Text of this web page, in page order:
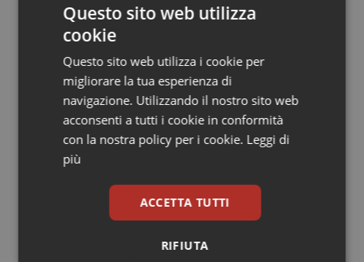
Tumore ovarico
Tumori del Polmone & Testa Collo
Tumori gastrointestinali
Ulcera & Reflusso
ispezioni ed i controlli necessari da parte della Regione
Lazio in collaborazione con la Direzione del Policlinico,
al fine anche di verificare le gravi anomalie denunciate
dal Direttore Generale.”
12 Giugno 2019
© Riproduzione riservata
Questo sito web utilizza
cookie
Questo sito web utilizza i cookie per
migliorare la tua esperienza di
navigazione. Utilizzando il nostro sito web
acconsenti a tutti i cookie in conformità
con la nostra policy per i cookie. Leggi di
più
ACCETTA TUTTI
RIFIUTA